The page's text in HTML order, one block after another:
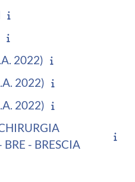
2022)
2022)
2022)
- BRESCIA